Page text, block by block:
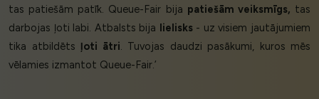
tas patiešām patīk. Queue-Fair bija patiešām veiksmīgs, tas
darbojas ļoti labi. Atbalsts bija lielisks- uz visiem jautājumiem
tika atbildēts ļoti ātri. Tuvojas daudzi pasākumi, kuros mēs
vēlamies izmantot Queue-Fair.’